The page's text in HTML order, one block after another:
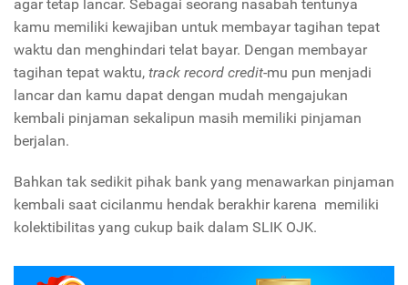
agar tetap lancar. Sebagai seorang nasabah tentunya
kamu memiliki kewajiban untuk membayar tagihan tepat
waktu dan menghindari telat bayar. Dengan membayar
tagihan tepat waktu, track record credit-mu pun menjadi
lancar dan kamu dapat dengan mudah mengajukan
kembali pinjaman sekalipun masih memiliki pinjaman
berjalan.
Bahkan tak sedikit pihak bank yang menawarkan pinjaman
kembali saat cicilanmu hendak berakhir karena memiliki
kolektibilitas yang cukup baik dalam SLIK OJK.